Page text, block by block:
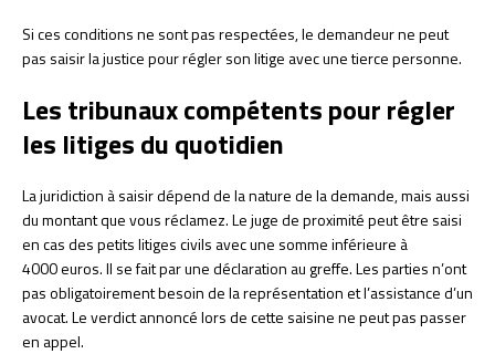
Si ces conditions ne sont pas respectées, le demandeur ne peut
pas saisir la justice pour régler son litige avec une tierce personne.
Les tribunaux compétents pour régler
les litiges du quotidien
La juridiction à saisir dépend de la nature de la demande, mais aussi
du montant que vous réclamez. Le juge de proximité peut être saisi
en cas des petits litiges civils avec une somme inférieure à
4000 euros. Il se fait par une déclaration au greffe. Les parties n’ont
pas obligatoirement besoin de la représentation et l’assistance d’un
avocat. Le verdict annoncé lors de cette saisine ne peut pas passer
en appel.